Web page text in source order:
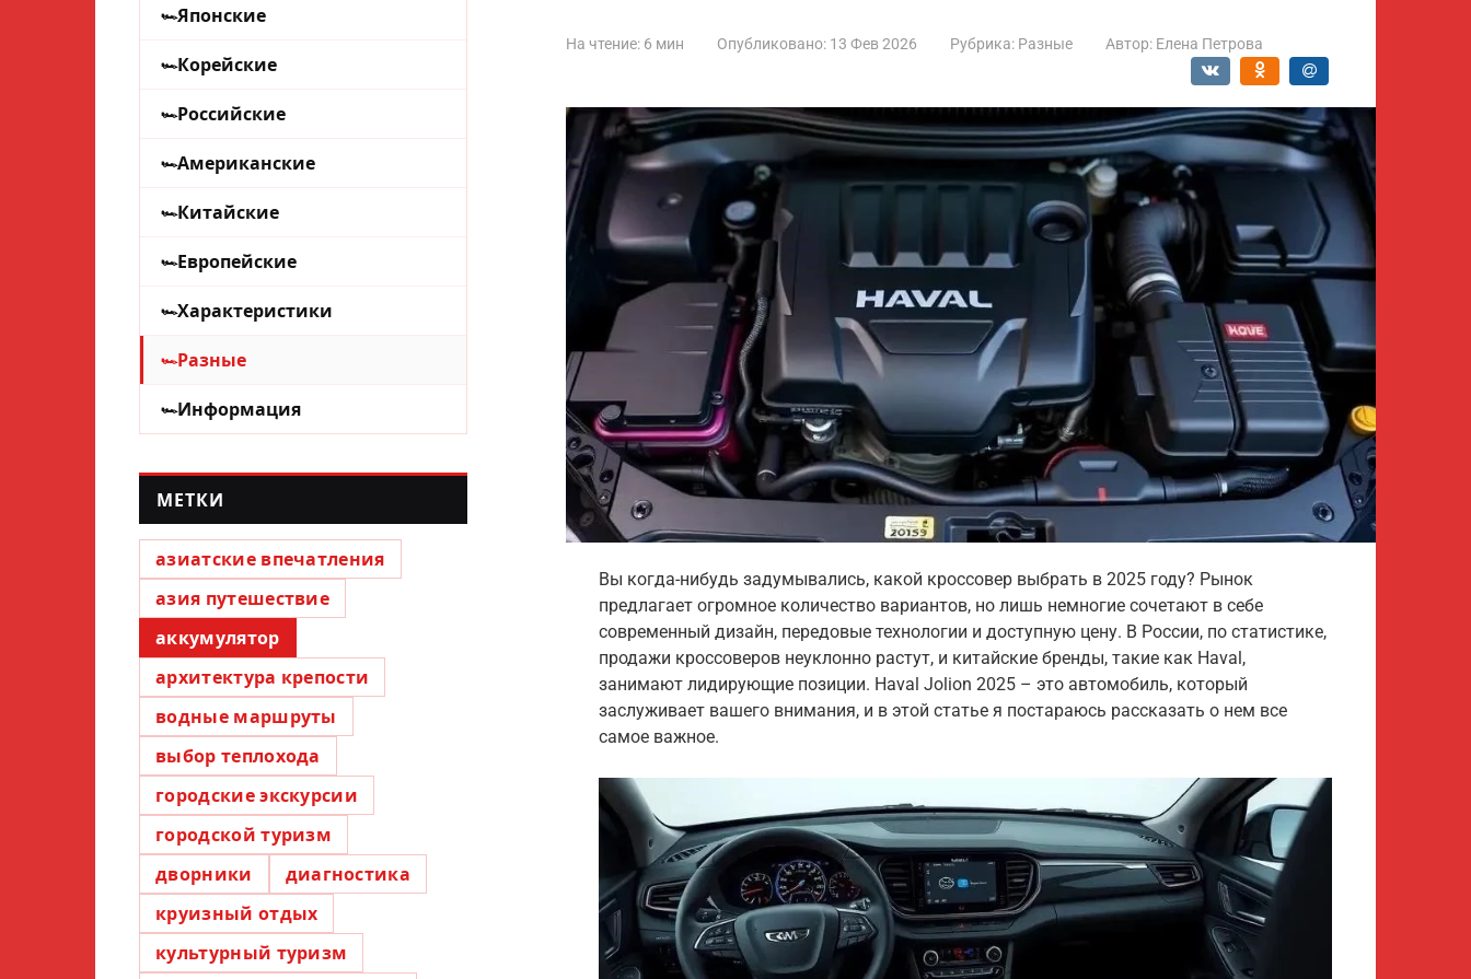
На чтение: 6 мин Опубликовано: 13 Фев 2026 Рубрика: Разные Автор: Елена Петрова
Вы когда-нибудь задумывались, какой кроссовер выбрать в 2025 году? Рынок
предлагает огромное количество вариантов, но лишь немногие сочетают в себе
современный дизайн, передовые технологии и доступную цену. В России, по статистике,
продажи кроссоверов неуклонно растут, и китайские бренды, такие как Haval,
занимают лидирующие позиции. Haval Jolion 2025 – это автомобиль, который
заслуживает вашего внимания, и в этой статье я постараюсь рассказать о нем все
самое важное.
Японские
Корейские
Российские
Американские
Китайские
Европейские
Характеристики
Разные
Информация
МЕТКИ
азиатские впечатления
азия путешествие
аккумулятор
архитектура крепости
водные маршруты
выбор теплохода
городские экскурсии
городской туризм
дворники
диагностика
круизный отдых
культурный туризм